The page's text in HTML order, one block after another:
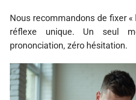
Nous recommandons de fixer «
réflexe unique. Un seul
prononciation, zéro hésitation.